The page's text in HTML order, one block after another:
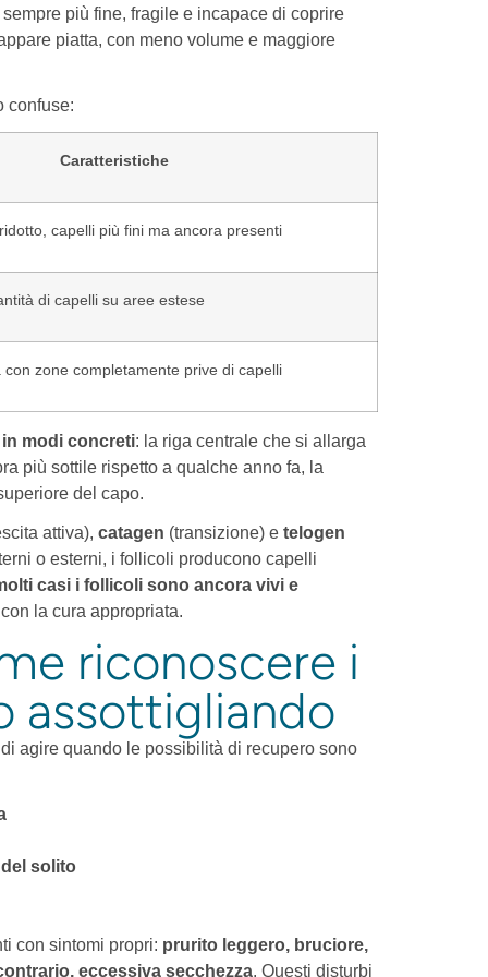
più fine, fragile e incapace di coprire
piatta, con meno volume e maggiore
confuse:
Caratteristiche
capelli più fini ma ancora presenti
di capelli su aree estese
con zone completamente prive di capelli
modi concreti: la riga centrale che si allarga
più sottile rispetto a qualche anno fa, la
del capo.
attiva), catagen (transizione) e telogen
o esterni, i follicoli producono capelli
casi i follicoli sono ancora vivi e
la cura appropriata.
riconoscere i
assottigliando
agire quando le possibilità di recupero sono
solito
con sintomi propri: prurito leggero, bruciore,
eccessiva secchezza. Questi disturbi